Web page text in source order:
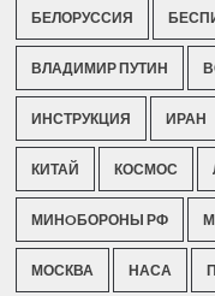
БЕЛОРУССИЯ
ВЛАДИМИР ПУТИН
ИНСТРУКЦИЯ ИРАН
КИТАЙ КОСМОС
МИНOБОРОНЫ РФ
МОСКВА НАСА